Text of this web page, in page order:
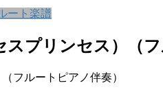
ート楽譜
プリンセス）（フ
フルートピアノ伴奏）